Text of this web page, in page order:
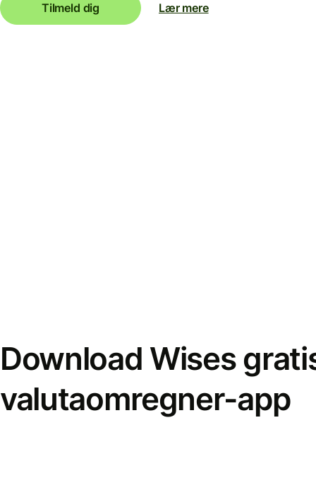
Tilmeld dig Lær mere
Download Wises
valutaomregner-app